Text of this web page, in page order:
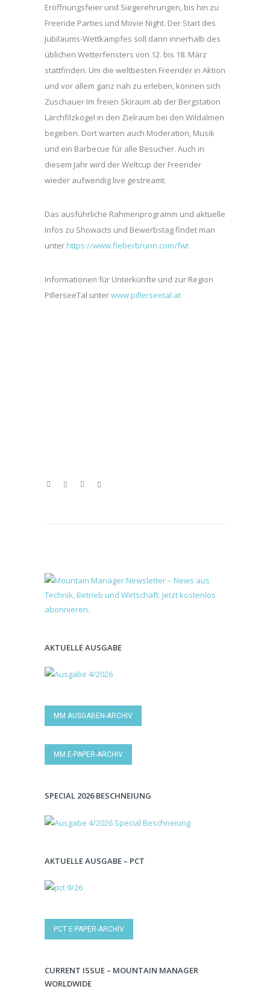
Eröffnungsfeier und Siegerehrungen, bis hin zu
Freeride Parties und Movie Night. Der Start des
Jubiläums-Wettkampfes soll dann innerhalb des
üblichen Wetterfensters von 12. bis 18. März
stattfinden. Um die weltbesten Freerider in Aktion
und vor allem ganz nah zu erleben, können sich
Zuschauer Im freien Skiraum ab der Bergstation
Lärchfilzkogel in den Zielraum bei den Wildalmen
begeben. Dort warten auch Moderation, Musik
und ein Barbecue für alle Besucher. Auch in
diesem Jahr wird der Weltcup der Freerider
wieder aufwendig live gestreamt.
Das ausführliche Rahmenprogramm und aktuelle
Infos zu Showacts und Bewerbstag findet man
unter https://www.fieberbrunn.com/fwt
Informationen für Unterkünfte und zur Region
PillerseeTal unterwww.pillerseetal.at
AKTUELLE AUSGABE
MM AUSGABEN-ARCHIV
MM E-PAPER-ARCHIV
SPECIAL 2026 BESCHNEIUNG
AKTUELLE AUSGABE – PCT
PCT E-PAPER-ARCHIV
CURRENT ISSUE – MOUNTAIN MANAGER
WORLDWIDE